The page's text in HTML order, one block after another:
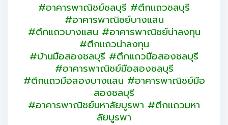
#อาคารพาณิชย์ชลบุรี #ตึกแถวชลบุรี
#อาคารพาณิชย์บางแสน
#ตึกแถวบางแสน #อาคารพาณิชย์น่าลงทุน
#ตึกแถวน่าลงทุน
#บ้านมือสองชลบุรี #ตึกแถวมือสองชลบุรี
#อาคารพาณิชย์มือสองชลบุรี
#ตึกแถวมือสองบางแสน #อาคารพาณิชย์มือ
สองชลบุรี
#อาคารพาณิชย์มหาลัยบูรพา #ตึกแถวมหา
ลัยบูรพา